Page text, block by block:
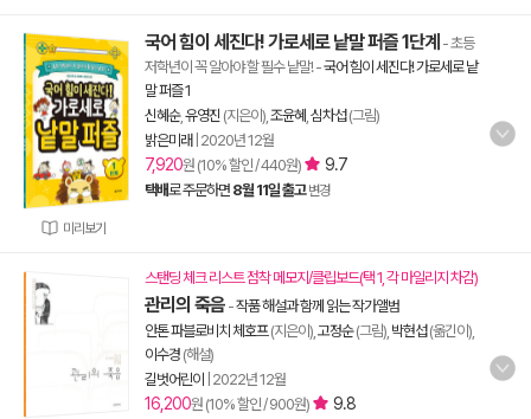
미리보기
국어 힘이 세진다! 가로세로 낱말 퍼즐 1단계 - 초등
저학년이 꼭 알아야 할 필수 낱말!-국어 힘이 세진다! 가로세로 낱
말 퍼즐 1
신혜순, 유영진 (지은이), 조윤혜 심차섭(그림)
밝은미래 2020년 12월
7,920원 (10% 할인 / 440원) 9.7
택배로 주문하면 8월 11일 출고 변경
스탠딩 체크 리스트 점착 메모지/클립보드(택 1, 각 마일리지 차감)
관리의 죽음 -작품 해설과 함께 읽는 작가앨범
안톤 파블로비치 체호프(지은이), 고정순(그림), 박현섭(옮긴이),
이수경 (해설)
길벗어린이
2022년 12월
16,200원 (10% 할인 / 900원) 9.8